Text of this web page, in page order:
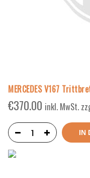
MERCEDES V167
€370.00 inkl. MwSt.
IN